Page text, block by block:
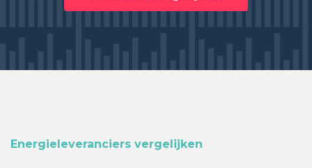
Energieleveranciers vergelijken